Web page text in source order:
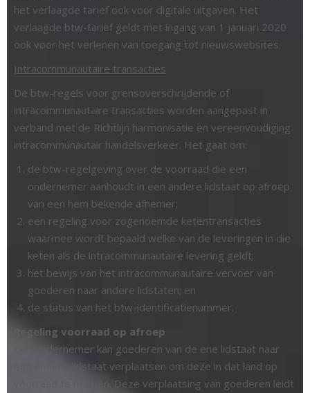
het verlaagde tarief ook voor digitale uitgaven. Het
verlaagde btw-tarief geldt met ingang van 1 januari 2020
ook voor het verlenen van toegang tot nieuwswebsites.
Intracommunautaire transacties
De btw-regels voor grensoverschrijdende of
intracommunautaire transacties worden aangepast in
verband met de Richtlijn harmonisatie en vereenvoudiging
intracommunautair handelsverkeer. Het gaat om:
de btw-regelgeving over de voorraad die een
ondernemer aanhoudt in een andere lidstaat op afroep
van een hem bekende afnemer;
een regeling voor zogenoemde ketentransacties
waarmee wordt bepaald welke van de leveringen in die
keten als de intracommunautaire levering geldt;
het bewijs van het intracommunautaire vervoer van
goederen naar andere lidstaten; en
de status van het btw-identificatienummer.
Regeling voorraad op afroep
Een ondernemer kan goederen van de ene lidstaat naar
een andere lidstaat verplaatsen om deze in dat land op
voorraad te hebben. Deze verplaatsing van goederen leidt